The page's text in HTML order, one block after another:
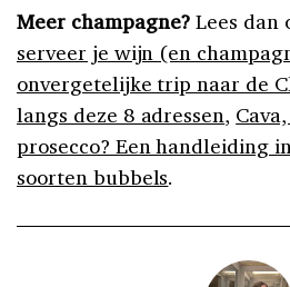
Meer champagne? Lees dan
serveer je wijn (en
onvergetelijke trip naar de
langs deze 8 adressen,
prosecco? Een handleiding
soorten bubbels.